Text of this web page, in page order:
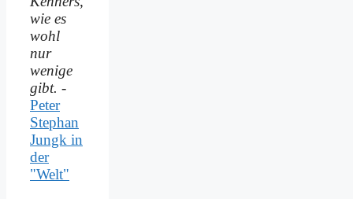
wie es
wohl
nur
wenige
gibt. -
Peter
Stephan
Jungk in
der
"Welt"